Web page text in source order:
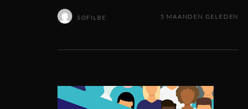
SOFILBE 5 MAANDEN GELEDEN